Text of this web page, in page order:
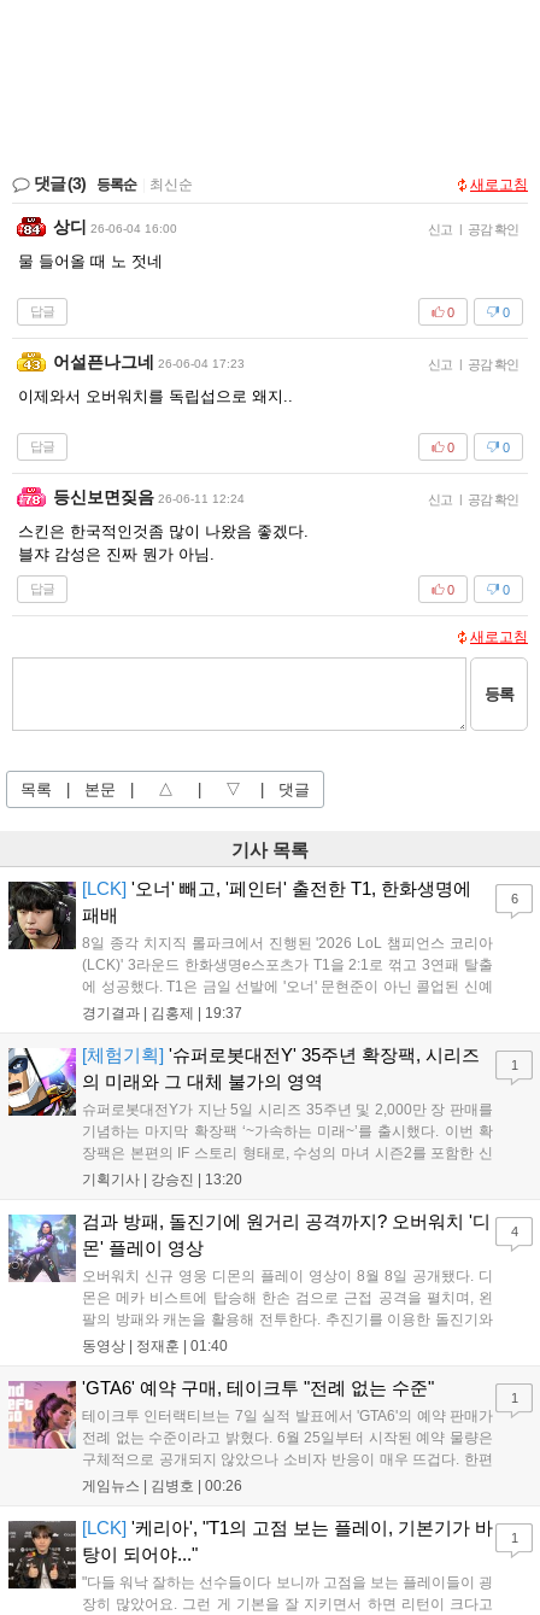
댓글(3) 등록순 최신순 새로고침
상디 26-06-04 16:00 신고 | 공감 확인
물 들어올 때 노 젓네
답글 0
0
어설픈나그네 26-06-04 17:23 신고 | 공감 확인
이제와서 오버워치를 독립섭으로 왜지..
답글 0
0
등신보면짖음 26-06-11 12:24 신고 | 공감 확인
스킨은 한국적인것좀 많이 나왔음 좋겠다.
블쟈 감성은 진짜 뭔가 아님.
답글 0
0
새로고침
등록
목록 본문 △ ▽ 댓글
기사 목록
[LCK] '오너' 빼고, '페인터' 출전한 T1, 한화생명에
패배
8일 종각 치지직 롤파크에서 진행된 '2026 LoL 챔피언스 코리아
(LCK)' 3라운드 한화생명e스포츠가 T1을 2:1로 꺾고 3연패 탈출
에 성공했다. T1은 금일 선발에 '오너' 문현준이 아닌 콜업된 신예
'페인터' 김은후를 투입했지만, 결국 1:2로 패배하고 말았다. T1은
을 빼냈다....
경기결과 | 김홍제 19:37
6
[체험기획] '슈퍼로봇대전Y' 35주년 확장팩, 시리즈
의 미래와 그 대체 불가의 영역
슈퍼로봇대전Y가 지난 5일 시리즈 35주년 및 2,000만 장 판매를
기념하는 마지막 확장팩 ‘~가속하는 미래~’를 출시했다. 이번 확
장팩은 본편의 IF 스토리 형태로, 수성의 마녀 시즌2를 포함한 신
규 참전작과 크로스오버 합체기를 선보이며 작품을 완결 짓는다.
하는 몰입감 있는 서사와 조합을 구현하며 시리즈의 미래를 향한
새로운 가능성을 제시했다....
기획기사 | 강승진 13:20
1
검과 방패, 돌진기에 원거리 공격까지? 오버워치 '디
몬' 플레이 영상
오버워치 신규 영웅 디몬의 플레이 영상이 8월 8일 공개됐다. 디
몬은 메카 비스트에 탑승해 한손 검으로 근접 공격을 펼치며, 왼
팔의 방패와 캐논을 활용해 전투한다. 추진기를 이용한 돌진기와
참격 형태의 궁극기를 보유했고, 메카 파괴 시 맨몸으로 기관총을
산의 영웅들 업데이트를 통해 정식 출시될 예정이다....
동영상 | 정재훈 01:40
4
'GTA6' 예약 구매, 테이크투 "전례 없는 수준"
테이크투 인터랙티브는 7일 실적 발표에서 'GTA6'의 예약 판매가
전례 없는 수준이라고 밝혔다. 6월 25일부터 시작된 예약 물량은
구체적으로 공개되지 않았으나 소비자 반응이 매우 뜨겁다. 한편
11월 19일 PS5와 Xbox 시리즈 X|S로 정식 출시될 예정이며, 록
상 'Grand Theft Auto VI: An Extended Look'을 최초 공개할 계획
이다....
게임뉴스 | 김병호 00:26
1
[LCK] '케리아', "T1의 고점 보는 플레이, 기본기가 바
탕이 되어야..."
"다들 워낙 잘하는 선수들이다 보니까 고점을 보는 플레이들이 굉
장히 많았어요. 그런 게 기본을 잘 지키면서 하면 리턴이 크다고
1